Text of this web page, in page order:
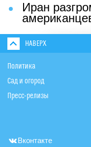
Иран
НАВЕРХ
Политика
Сад и огород
Пресс-релизы
Вконтакте